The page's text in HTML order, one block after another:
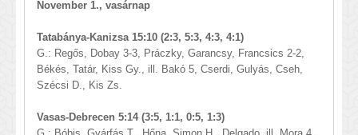
November 1., vasárnap
Tatabánya-Kanizsa 15:10 (2:3, 5:3, 4:3, 4:1)
G.: Regős, Dobay 3-3, Práczky, Garancsy, Francsics 2-2,
Békés, Tatár, Kiss Gy., ill. Bakó 5, Cserdi, Gulyás, Cseh,
Szécsi D., Kis Zs.
Vasas-Debrecen 5:14 (3:5, 1:1, 0:5, 1:3)